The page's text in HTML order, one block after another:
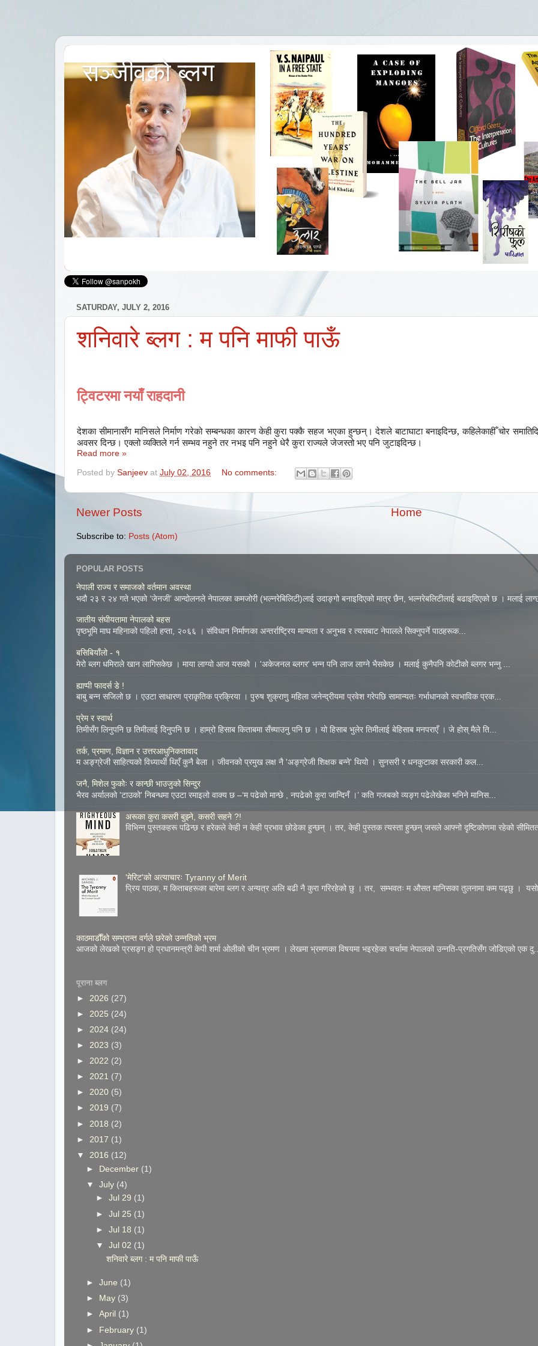
सञ्जीवको ब्लग
SATURDAY, JULY 2, 2016
शनिवारे ब्लग : म पनि माफी पाऊँ
ट्विटरमा नयाँ राहदानी
देशका सीमानासँग मानिसले निर्माण गरेको सम्बन्धका कारण केही कुरा पक्कै सहज भएका हुन्छन्। देशले बाटाघाटा बनाइदिन्छ,कहिलेकाहीँ चोर
अवसर दिन्छ। एक्लो व्यक्तिले गर्न सम्भव नहुने तर नभइ पनि नहुने धेरै कुरा राज्यले जेजस्तो भए पनि जुटाइदिन्छ।
Read more »
Posted by Sanjeev at July 02, 2016 No comments:
Newer Posts Home
Subscribe to: Posts (Atom)
POPULAR POSTS
नेपाली राज्य र समाजको वर्तमान अवस्था
भदौ २३ र २४ गते भएको ‘जेनजी’ आन्दोलनले नेपालका कमजोरी (भल्नरेबिलिटी)लाई उदाङ्गो बनाइदिएको मात्र छैन, भल्नरेबलिटीलाई बढाइदिएको छ । मलाई
जातीय संघीयतामा नेपालको बहस
पृष्ठभूमि माघ महिनाको पहिलो हप्ता, २०६६ । संविधान निर्माणका अन्तर्राष्ट्रिय मान्यता र अनुभव र त्यसबाट नेपालले सिक्नुपर्ने पाठहरूक...
बसिबियाँलो - १
मेरो ब्लग धमिराले खान लागिसकेछ । माया लाग्यो आज यसको । 'अकेजनल ब्लगर' भन्न पनि लाज लाग्ने भैसकेछ । मलाई कुनैपनि कोटीको ब्लगर भन्नु ...
ह्याप्पी फादर्स डे !
बाबु बन्न सजिलो छ । एउटा साधारण प्राकृतिक प्रक्रिया । पुरुष शुक्राणु महिला जनेन्द्रीयमा प्रवेश गरेपछि सामान्यतः गर्भाधानको स्वभाविक प्रक...
प्रेम र स्वार्थ
तिमीसँग लिनुपनि छ तिमीलाई दिनुपनि छ । हाम्रो हिसाब किताबमा सँच्याउनु पनि छ । यो हिसाब भुलेर तिमीलाई बेहिसाब मनपराएँ । जे होस् मैले ति...
तर्क, प्रमाण, विज्ञान र उत्तरआधुनिकतावाद
म अङ्ग्रेजी साहित्यको विध्यार्थी थिएँ कुनै बेला । जीवनको प्रमुख लक्ष नै 'अङ्ग्रेजी शिक्षक बन्ने' थियो । सुनसरी र धनकुटाका सरकारी कल...
जनै, मिशेल फुकोः र कान्छी भाउजुको सिन्दुर
भैरव अर्यालको 'टाउको' निबन्धमा एउटा रमाइलो वाक्य छ –‘म पढेको मान्छे , नपढेको कुरा जान्दिनँ ।’ कति गजबको व्यङ्ग पढेलेखेका भनिने मानिस...
अरूका कुरा कसरी बुझ्ने, कसरी सहने ?!
विभिन्न पुस्तकहरू पढिन्छ र हरेकले केही न केही प्रभाव छोडेका हुन्छन् । तर, केही पुस्तक त्यस्ता हुन्छन् जसले आफ्नो दृष्टिकोणमा रहेको
'मेरिट'को अत्याचारः Tyranny of Merit
प्रिय पाठक, म किताबहरूका बारेमा ब्लग र अन्यत्र अलि बढी नै कुरा गरिरहेको छु । तर, सम्भवतः म औसत मानिसका तुलनामा कम पढ्छु ।
काठमाडौँको सम्भ्रान्त वर्गले छरेको उन्नतिको भ्रम
आजको लेखको प्रसङ्ग हो प्रधानमन्त्री केपी शर्मा ओलीको चीन भ्रमण । लेखमा भ्रमणका विषयमा भइरहेका चर्चामा नेपालको उन्नति-प्रगतिसँग जोडिएको एक
पूराना ब्लग
► 2026 (27)
► 2025 (24)
► 2024 (24)
► 2023 (3)
► 2022 (2)
► 2021 (7)
► 2020 (5)
► 2019 (7)
► 2018 (2)
► 2017 (1)
▼ 2016 (12)
► December (1)
▼July (4)
►Jul 29 (1)
►Jul 25 (1)
►Jul 18 (1)
▼Jul 02 (1)
शनिवारे ब्लग : म पनि माफी पाऊँ
►June (1)
►
May (3)
►April (1)
► February (1)